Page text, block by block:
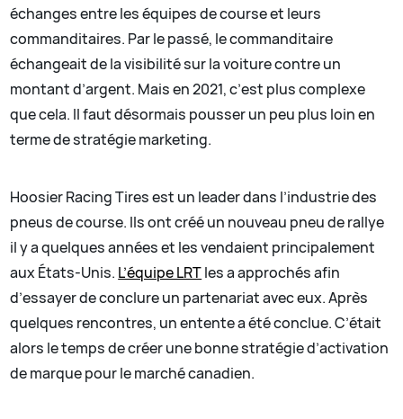
échanges entre les équipes de course et leurs
commanditaires. Par le passé, le commanditaire
échangeait de la visibilité sur la voiture contre un
montant d’argent. Mais en 2021, c’est plus complexe
que cela. Il faut désormais pousser un peu plus loin en
terme de stratégie marketing.
Hoosier Racing Tires est un leader dans l’industrie des
pneus de course. Ils ont créé un nouveau pneu de rallye
il y a quelques années et les vendaient principalement
aux États-Unis. L’équipe LRTles a approchés afin
d’essayer de conclure un partenariat avec eux. Après
quelques rencontres, un entente a été conclue. C’était
alors le temps de créer une bonne stratégie d’activation
de marque pour le marché canadien.